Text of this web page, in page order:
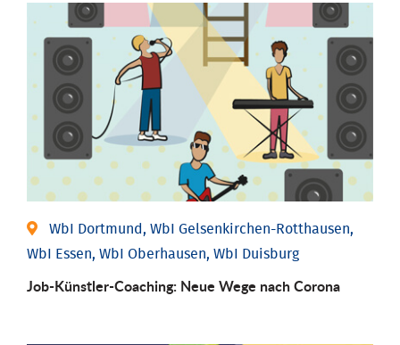
WbI Dortmund, WbI Gelsenkirchen-Rotthausen,
WbI Essen, WbI Oberhausen, WbI Duisburg
Job-Künstler-Coaching: Neue Wege nach Corona